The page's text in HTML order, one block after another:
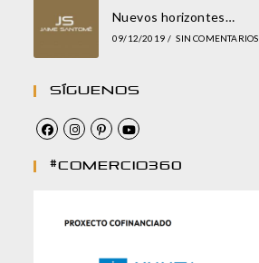
Nuevos horizontes…
09/12/2019 / SIN COMENTARIOS
Síguenos
#comercio360